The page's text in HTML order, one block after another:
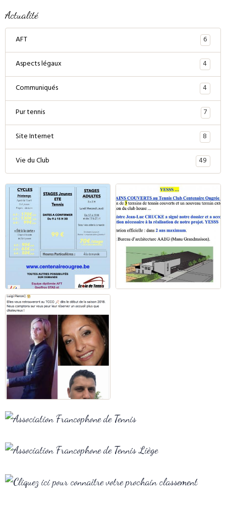
Actualité
AFT
6
Aspects légaux
4
Communiqués
4
Pur tennis
7
Site Internet
8
Vie du Club
49